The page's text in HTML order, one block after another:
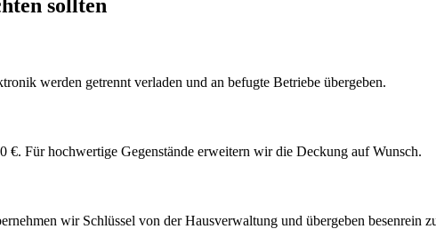
sollten
werden getrennt verladen und an befugte Betriebe übergeben.
€. Für hochwertige Gegenstände erweitern wir die Deckung auf Wunsch.
wir Schlüssel von der Hausverwaltung und übergeben besenrein